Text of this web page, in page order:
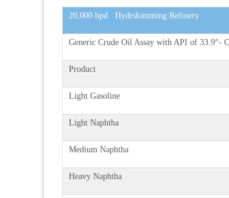
20,000 bpd Hydrskimming Refinery
Generic Crude Oil Assay with API of 33.9°-
Product
Light Gasoline
Light Naphtha
Medium Naphtha
Heavy Naphtha